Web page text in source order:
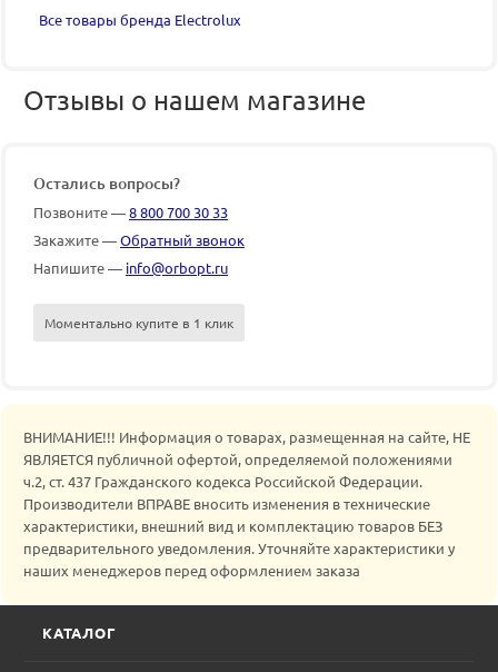
Все товары бренда Electrolux
Отзывы о нашем магазине
Остались вопросы?
Позвоните —8 800 700 30 33
Закажите —Обратный звонок
Напишите — info@orbopt.ru
Моментально купите в 1 клик
ВНИМАНИЕ!!! Информация о товарах, размещенная на сайте, НЕ
ЯВЛЯЕТСЯ публичной офертой, определяемой положениями
ч.2, ст. 437 Гражданского кодекса Российской Федерации.
Производители ВПРАВЕ вносить изменения в технические
характеристики, внешний вид и комплектацию товаров БЕЗ
предварительного уведомления. Уточняйте характеристики у
наших менеджеров перед оформлением заказа
КАТАЛОГ